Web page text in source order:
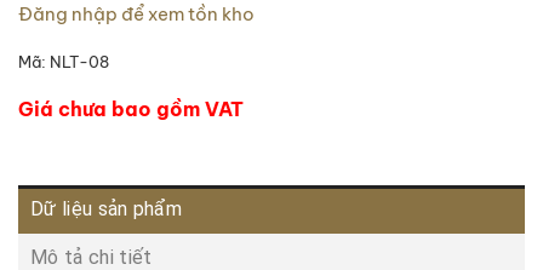
Đăng nhập để xem tồn kho
Mã: NLT-08
Giá chưa bao gồm VAT
Dữ liệu sản phẩm
Mô tả chi tiết